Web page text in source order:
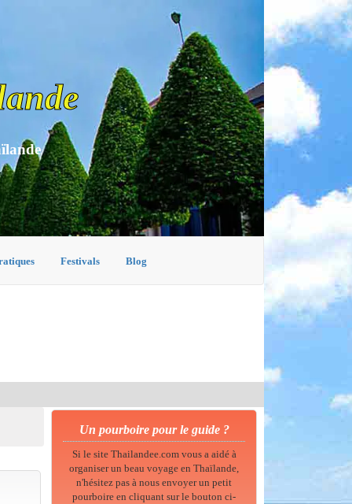
Festivals Blog
Un pourboire pour le guide ?
Si le site Thailandee.com vous a aidé à
organiser un beau voyage en Thaïlande,
n'hésitez pas à nous envoyer un petit
pourboire en cliquant sur le bouton ci-